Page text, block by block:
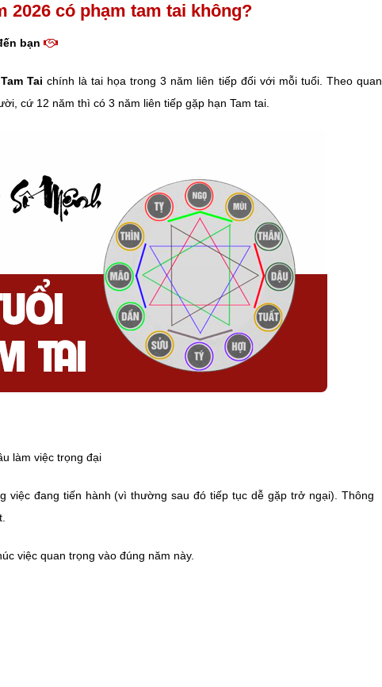
2026 có phạm tam tai không?
bạn
Tai chính là tai họa trong 3 năm liên tiếp đối với mỗi tuổi. Theo quan
cứ 12 năm thì có 3 năm liên tiếp gặp hạn Tam tai.
làm việc trọng đại
việc đang tiến hành (vì thường sau đó tiếp tục dễ gặp trở ngại). Thông
việc quan trọng vào đúng năm này.